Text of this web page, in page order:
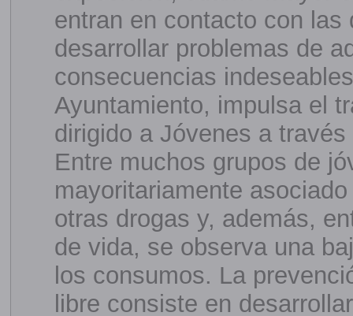
entran en contacto con
desarrollar problemas de
consecuencias
Ayuntamiento, impulsa el
dirigido a Jóvenes a
Entre muchos grupos de
mayoritariamente
otras drogas y, además,
de vida, se observa una
los consumos. La
libre consiste en